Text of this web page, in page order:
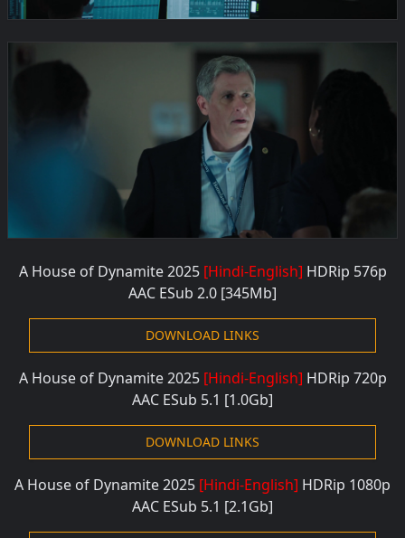
A House of Dynamite 2025 [Hindi-English] HDRip 576p
AAC ESub 2.0 [345Mb]
DOWNLOAD LINKS
A House of Dynamite 2025 [Hindi-English] HDRip 720p
AAC ESub 5.1 [1.0Gb]
DOWNLOAD LINKS
A House of Dynamite 2025 [Hindi-English] HDRip 1080p
AAC ESub 5.1 [2.1Gb]